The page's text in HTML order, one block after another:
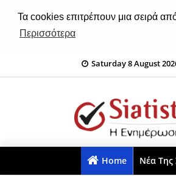
Τα cookies επιτρέπουν μια σειρά
Περισσότερα
Saturday 8 August
Παναγίας από το 1935 έως το 1937!
Home Νέα Της